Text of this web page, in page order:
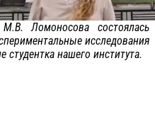
Ломоносова состоялась
исследования
студентка нашего института.